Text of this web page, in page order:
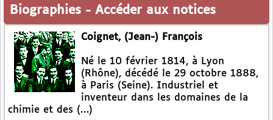
Biographies - Accéder aux notices
Coignet, (Jean-) François
Né le 10 février 1814, à Lyon
(Rhône), décédé le 29 octobre 1888,
à Paris (Seine). Industriel et
inventeur dans les domaines de la
chimie et des (…)